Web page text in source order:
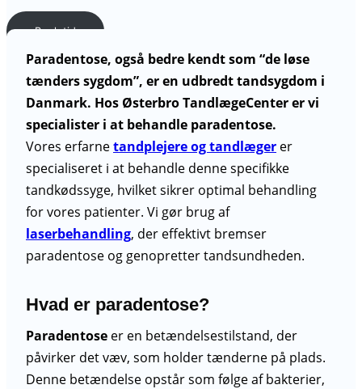
Book tid
Hans Knudsens Plads 2
2100 København Ø
+45 39 20 23 20
info@de5smil.dk
Vis på kort
Paradentose, også bedre kendt som “de løse
tænders sygdom”, er en udbredt tandsygdom i
Danmark. Hos Østerbro TandlægeCenter er vi
specialister i at behandle paradentose.
Vores erfarnetandplejere og tandlæger er
specialiseret i at behandle denne specifikke
tandkødssyge, hvilket sikrer optimal behandling
for vores patienter. Vi gør brug af
laserbehandling, der effektivt bremser
paradentose og genopretter tandsundheden.
Hvad er paradentose?
Paradentose er en betændelsestilstand, der
påvirker det væv, som holder tænderne på plads.
Denne betændelse opstår som følge af bakterier,